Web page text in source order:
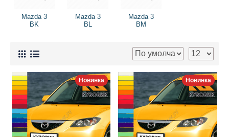
Mazda 3
BK
Mazda 3
BL
Mazda 3
BM
Новинка Новинка